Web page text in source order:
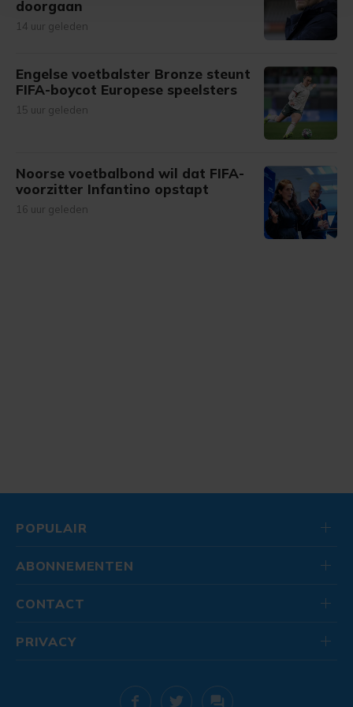
bezoek makkelijker en persoonlijker. Op
onze cookiepagina kun je ons cookiebeleid bekijken en je
doorgaan
14 uur geleden
Engelse voetbalster Bronze steunt
FIFA-boycot Europese speelsters
15 uur geleden
Noorse voetbalbond wil dat FIFA-
voorzitter Infantino opstapt
16 uur geleden
POPULAIR
ABONNEMENTEN
CONTACT
PRIVACY